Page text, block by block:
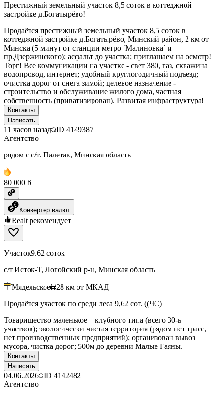
Престижный земельный участок 8,5 соток в коттеджной
застройке д.Богатырёво!
Продаётся престижный земельный участок 8,5 соток в
коттеджной застройке д.Богатырёво, Минский район, 2 км от
Минска (5 минут от станции метро `Малиновка` и
пр.Дзержинского); асфальт до участка; приглашаем на осмотр!
Торг! Все коммуникации на участке - свет 380, газ, скважина
водопровод, интернет; удобный круглогодичный подъезд;
очистка дорог от снега зимой; целевое назначение -
строительство и обслуживание жилого дома, частная
собственность (приватизирован). Развитая инфраструктура!
Контакты
Написать
11 часов назад ID 4149387
Агентство
рядом с с/т. Палетак, Минская область
80 000 ƃ
Конвертер валют
Realt рекомендует
Участок9.62 соток
с/т Исток-Т, Логойский р-н, Минская область
Мядельское 28 км от МКАД
Продаётся участок по среди леса 9,62 сот. ((ЧС)
Товарищество маленькое – клубного типа (всего 30-ь
участков); экологически чистая территория (рядом нет трасс,
нет производственных предприятий); организован вывоз
мусора, чистка дорог; 500м до деревни Малые Гаяны.
Контакты
Написать
04.06.2026 ID 4142482
Агентство